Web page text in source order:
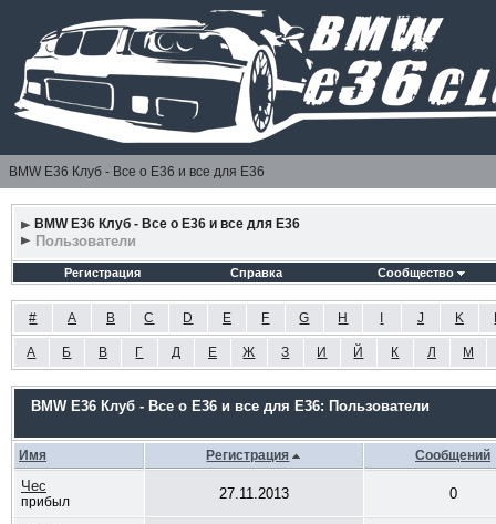
BMW E36 Клуб - Все о Е36 и все для Е36
BMW E36 Клуб - Все о Е36 и все для Е36
Пользователи
Регистрация Справка Сообщество
# A B C D E F G H J K
А Б В Г Д Е Ж З И Й К Л М
BMW E36 Клуб - Все о Е36 и все для Е36: Пользователи
Имя Регистрация Сообщений
Чес
прибыл 27.11.2013 0